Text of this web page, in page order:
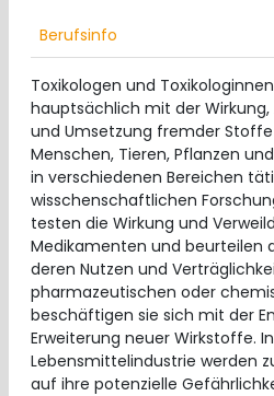
Berufsinfo
Toxikologen und
hauptsächlich mit der
und Umsetzung fremder
Menschen, Tieren, Pflanzen
in verschiedenen Bereichen
wisschenschaftlichen
testen die Wirkung und
Medikamenten und beurteilen
deren Nutzen und
pharmazeutischen oder
beschäftigen sie sich mit der
Erweiterung neuer Wirkstoffe.
Lebensmittelindustrie werden
auf ihre potenzielle